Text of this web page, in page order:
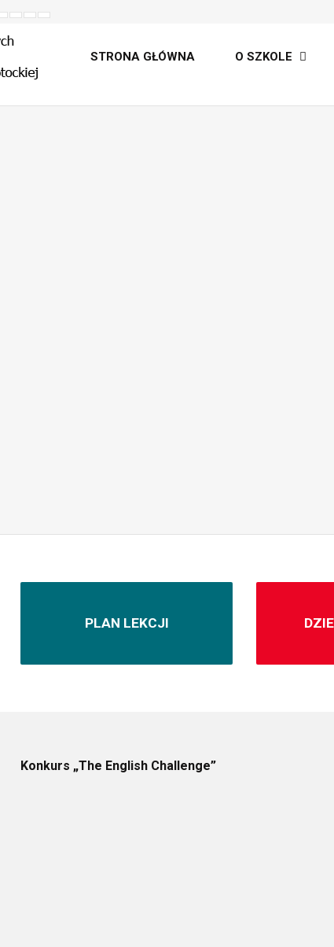
Set
font
SetMake
Set
STRONA GŁÓWNA O SZKOLE
PLAN LEKCJI
Konkurs „The English Challenge”